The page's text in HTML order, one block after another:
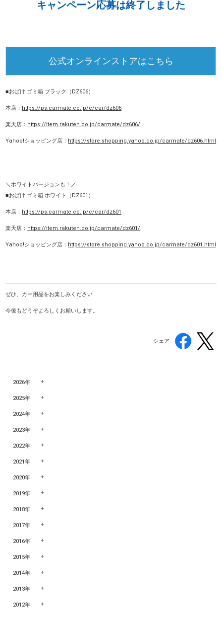
キャンペーン応募は終了しました
公式オンラインストアはこちら
■おばけ ゴミ箱 ブラック（DZ606）
本店： https://ps.carmate.co.jp/c/car/dz606
楽天店： https://item.rakuten.co.jp/carmate/dz606/
Yahoo!ショッピング店： https://store.shopping.yahoo.co.jp/carmate/dz606.html
＼ホワイトバージョンも！／
■おばけ ゴミ箱 ホワイト（DZ601）
本店： https://ps.carmate.co.jp/c/car/dz601
楽天店： https://item.rakuten.co.jp/carmate/dz601/
Yahoo!ショッピング店： https://store.shopping.yahoo.co.jp/carmate/dz601.html
ぜひ、カー用品をお楽しみください
今後もどうぞよろしくお願いします。
シェア
2026年
2025年
2024年
2023年
2022年
2021年
2020年
2019年
2018年
2017年
2016年
2015年
2014年
2013年
2012年